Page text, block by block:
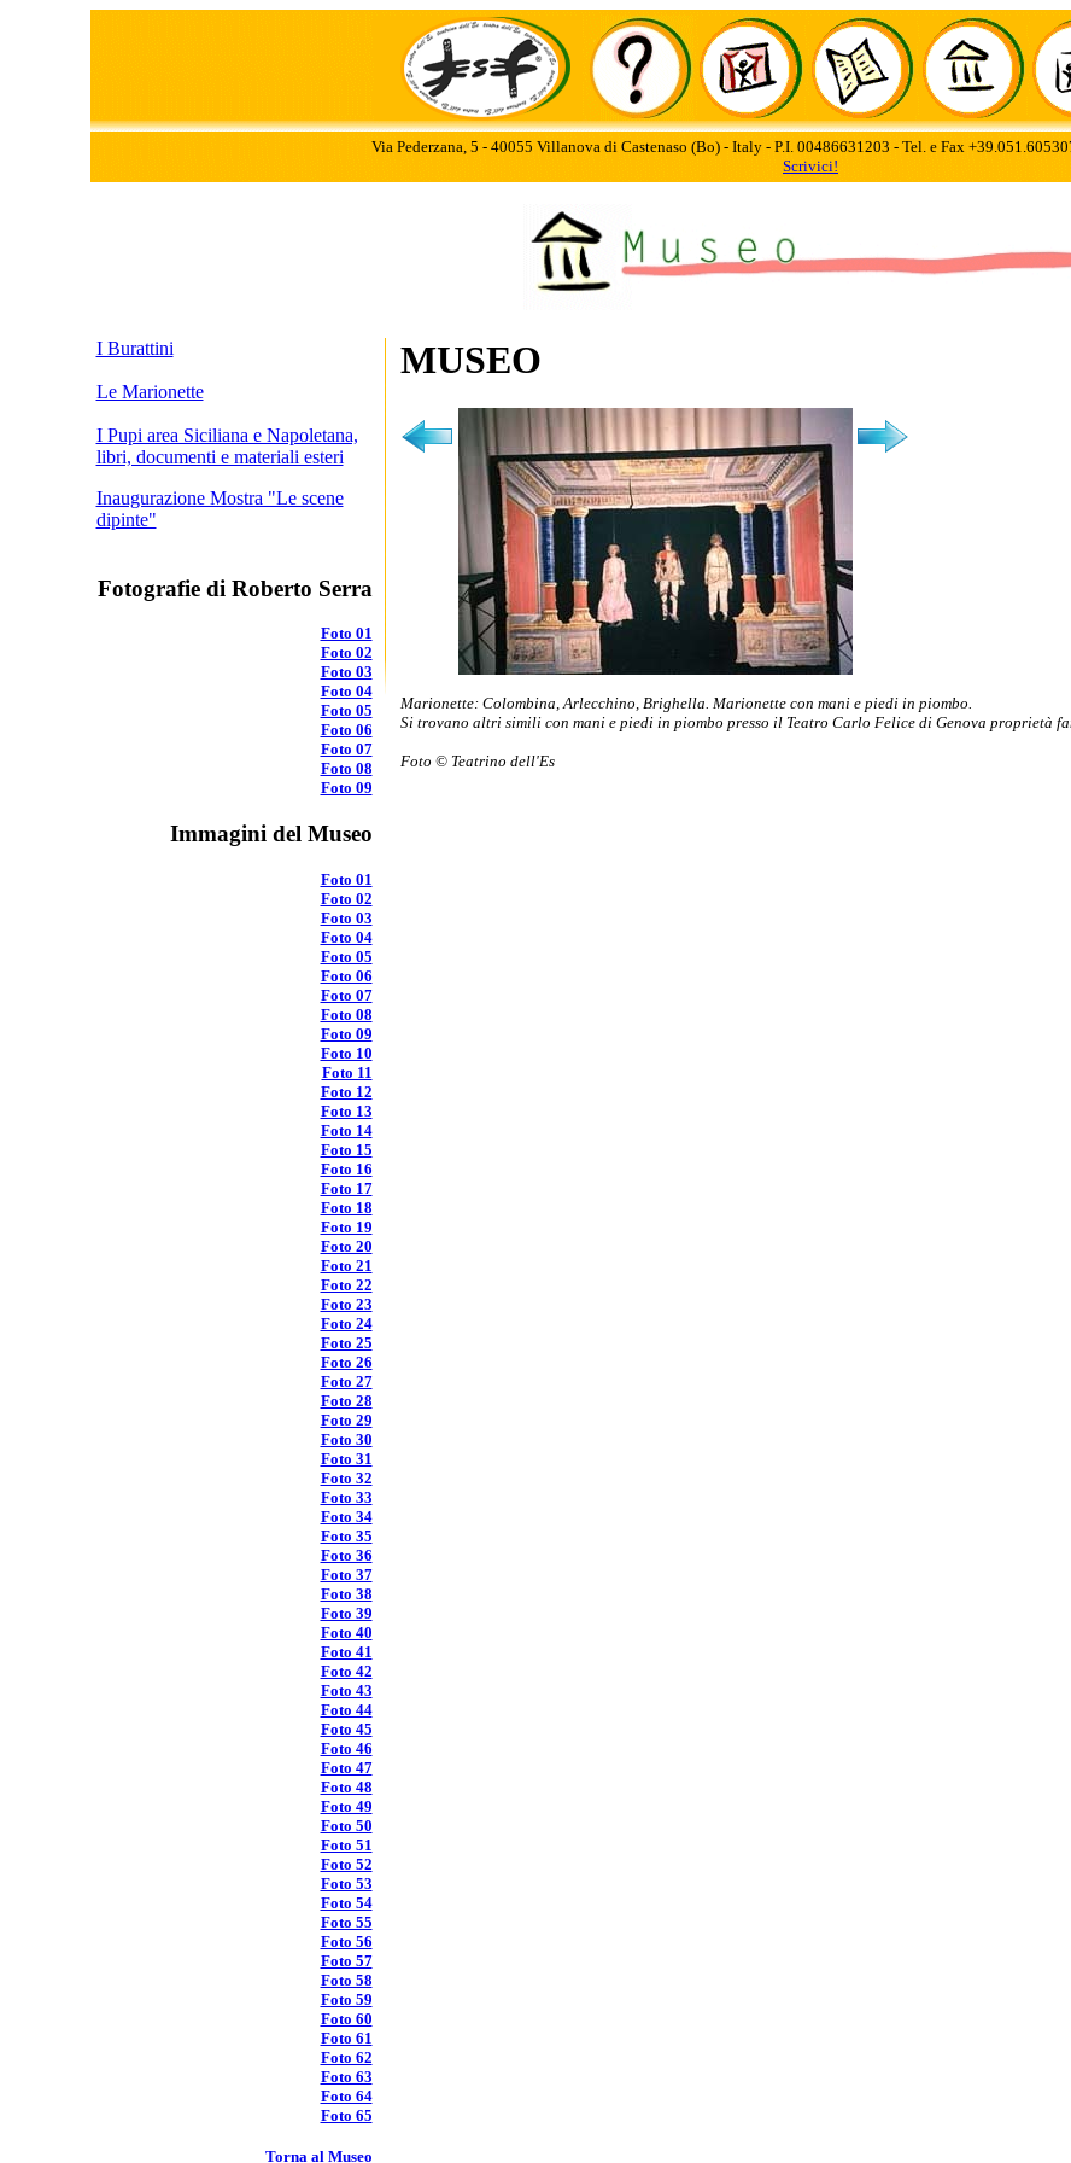
Via Pederzana, 5 - 40055 Villanova di Castenaso (Bo) - Italy - P.I. 00486631203 - Tel. e Fax
Scrivici!
I Burattini
Le Marionette
I Pupi area Siciliana e Napoletana,
libri, documenti e materiali esteri
Inaugurazione Mostra "Le scene
dipinte"
Fotografie di Roberto Serra
Foto 01
Foto 02
Foto 03
Foto 04
Foto 05
Foto 06
Foto 07
Foto 08
Foto 09
Immagini del Museo
Foto 01
Foto 02
Foto 03
Foto 04
Foto 05
Foto 06
Foto 07
Foto 08
Foto 09
Foto 10
Foto 11
Foto 12
Foto 13
Foto 14
Foto 15
Foto 16
Foto 17
Foto 18
Foto 19
Foto 20
Foto 21
Foto 22
Foto 23
Foto 24
Foto 25
Foto 26
Foto 27
Foto 28
Foto 29
Foto 30
Foto 31
Foto 32
Foto 33
Foto 34
Foto 35
Foto 36
Foto 37
Foto 38
Foto 39
Foto 40
Foto 41
Foto 42
Foto 43
Foto 44
Foto 45
Foto 46
Foto 47
Foto 48
Foto 49
Foto 50
Foto 51
Foto 52
Foto 53
Foto 54
Foto 55
Foto 56
Foto 57
Foto 58
Foto 59
Foto 60
Foto 61
Foto 62
Foto 63
Foto 64
Foto 65
Torna al Museo
MUSEO
Marionette: Colombina, Arlecchino, Brighella. Marionette con mani e piedi in piombo.
Si trovano altri simili con mani e piedi in piombo presso il Teatro Carlo Felice di Genova proprietà
Foto © Teatrino dell'Es